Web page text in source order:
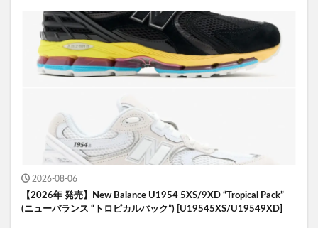
2026-08-06
【2026年 発売】New Balance U1954 5XS/9XD “Tropical Pack”
(ニューバランス “トロピカルパック”) [U19545XS/U19549XD]